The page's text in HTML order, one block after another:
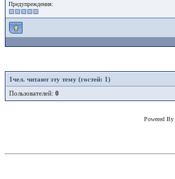
Предупреждения:
1чел. читают эту тему (гостей: 1)
Пользователей: 0
Powered By